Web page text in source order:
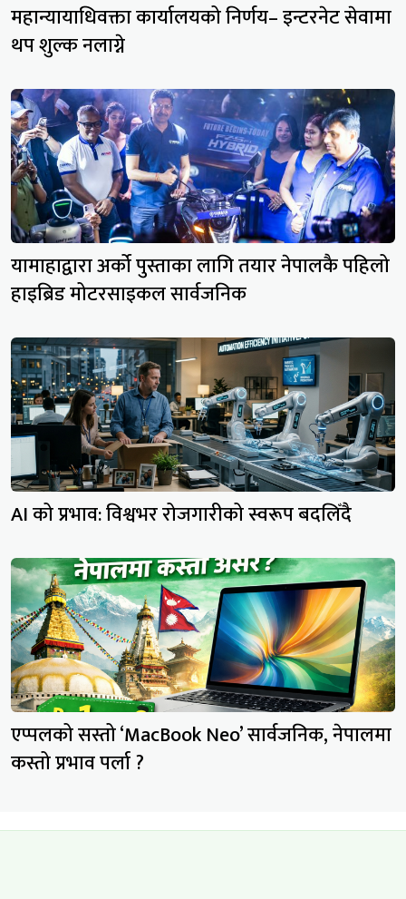
महान्यायाधिवक्ता कार्यालयको निर्णय– इन्टरनेट सेवामा
थप शुल्क नलाग्ने
यामाहाद्वारा अर्को पुस्ताका लागि तयार नेपालकै पहिलो
हाइब्रिड मोटरसाइकल सार्वजनिक
AI को प्रभाव: विश्वभर रोजगारीको स्वरूप बदलिँदै
एप्पलको सस्तो ‘MacBook Neo’ सार्वजनिक, नेपालमा
कस्तो प्रभाव पर्ला ?